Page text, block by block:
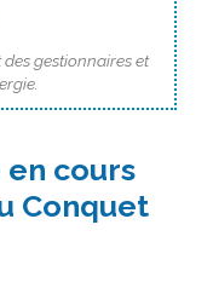
gestionnaires et
cours
Conquet